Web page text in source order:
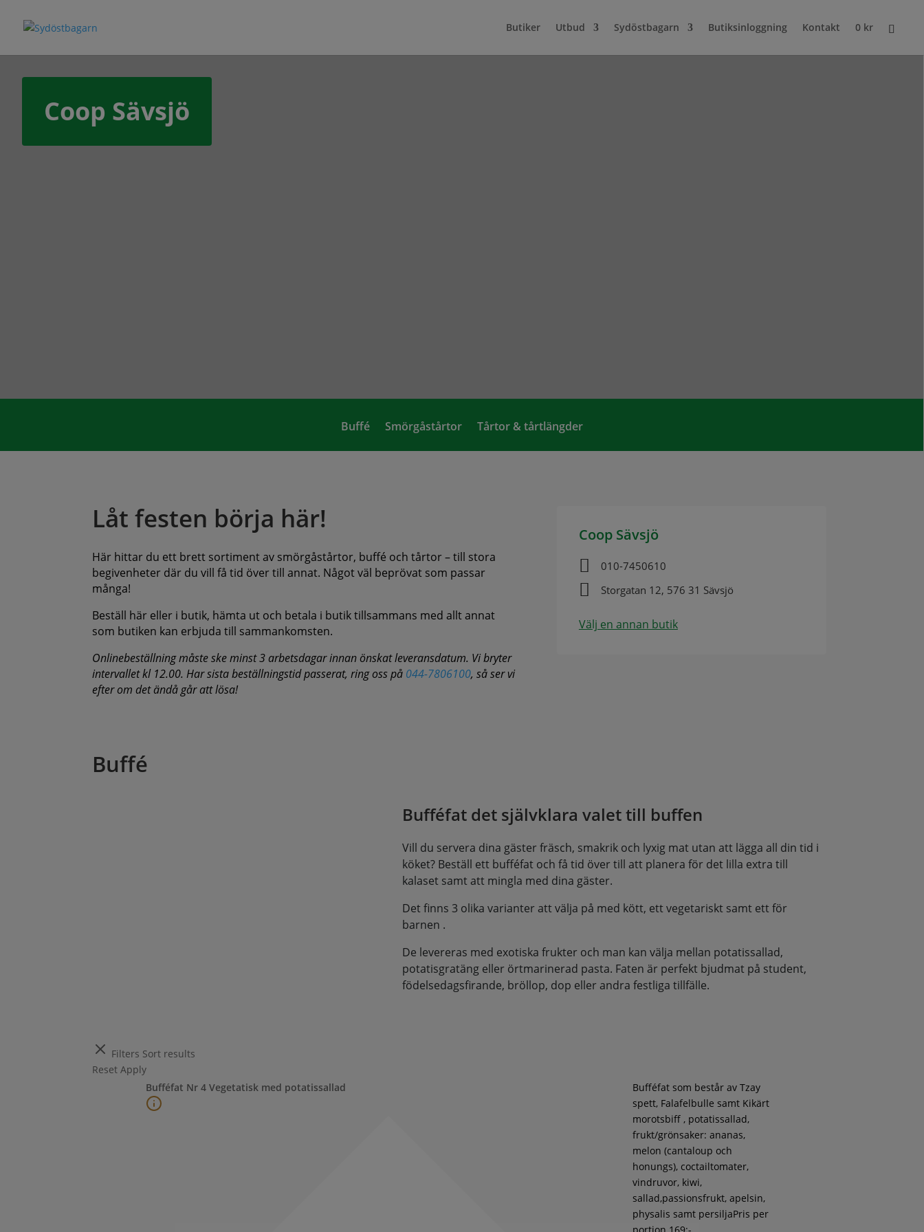
Butiker Utbud Sydöstbagarn Butiksinloggning Kontakt 0 kr
Coop Sävsjö
Buffé Smörgåstårtor Tårtor & tårtlängder
Låt festen börja här!
Här hittar du ett brett sortiment av smörgåstårtor, buffé och tårtor – till stora
begivenheter där du vill få tid över till annat. Något väl beprövat som passar
många!
Beställ här eller i butik, hämta ut och betala i butik tillsammans med allt annat
som butiken kan erbjuda till sammankomsten.
Onlinebeställning måste ske minst 3 arbetsdagar innan önskat leveransdatum. Vi bryter
intervallet kl 12.00. Har sista beställningstid passerat, ring oss på 044-7806100, så ser vi
efter om det ändå går att lösa!
Coop Sävsjö
 010-7450610
 Storgatan 12, 576 31 Sävsjö
Välj en annan butik
Buffé
Bufféfat det självklara valet till buffen
Vill du servera dina gäster fräsch, smakrik och lyxig mat utan att lägga all din tid i
köket? Beställ ett bufféfat och få tid över till att planera för det lilla extra till
kalaset samt att mingla med dina gäster.
Det finns 3 olika varianter att välja på med kött, ett vegetariskt samt ett för
barnen .
De levereras med exotiska frukter och man kan välja mellan potatissallad,
potatisgratäng eller örtmarinerad pasta. Faten är perfekt bjudmat på student,
födelsedagsfirande, bröllop, dop eller andra festliga tillfälle.
Filters Sort results
ResetApply
Bufféfat Nr 4 Vegetatisk med potatissallad
Bufféfat som består av Tzay
spett, Falafelbulle samt Kikärt
morotsbiff , potatissallad,
frukt/grönsaker: ananas,
melon (cantaloup och
honungs), coctailtomater,
vindruvor, kiwi,
sallad,passionsfrukt, apelsin,
physalis samt persiljaPris per
portion 169:-